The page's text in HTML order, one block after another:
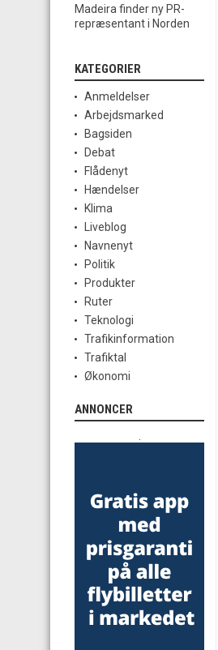
Madeira finder ny PR-
repræsentant i Norden
KATEGORIER
Anmeldelser
Arbejdsmarked
Bagsiden
Debat
Flådenyt
Hændelser
Klima
Liveblog
Navnenyt
Politik
Produkter
Ruter
Teknologi
Trafikinformation
Trafiktal
Økonomi
ANNONCER